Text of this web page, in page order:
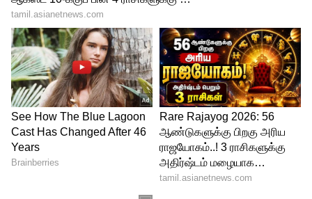
மேலும் சின்னத்திரை நிகழ்ச்சிகளான
ஜக்கபார்ட், மானாட மயிலாட போன்ற சில
நிகழ்ச்சிகளை தொகுத்து வழங்கியுள்ளது